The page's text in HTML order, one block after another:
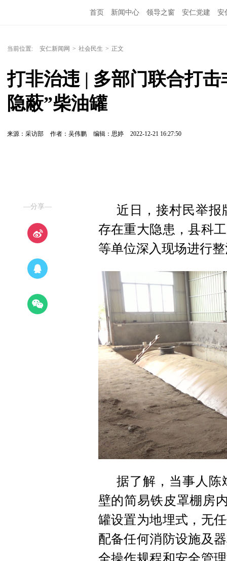
首页 新闻中心 领导之窗 安仁党建 安
当前位置: 安仁新闻网 > 社会民生 > 正文
打非治违 | 多部门联合打
隐蔽”柴油罐
来源：采访部 作者：吴伟鹏 编辑：思婷 2022-12-21 16:27:50
—分享—
近日，接村民举报
存在重大隐患，县科
等单位深入现场进行
据了解，当事人陈
壁的简易铁皮罩棚房
罐设置为地埋式，无
配备任何消防设施及